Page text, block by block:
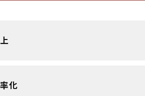
化